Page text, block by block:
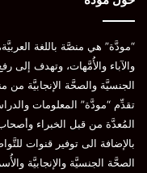
“مودَّة” هي منصَّة باللغة
والآباء والأُمَّهات، وتهدف
الجنسيَّة والصحَّة الإنجابيَّة
تقدِّم “مودَّة” المعلومات
المُعدَّة من قبل الخبراء
بالإضافة الى توفير قنوات
الصحَّة الجنسيَّة والإنجابيَّة